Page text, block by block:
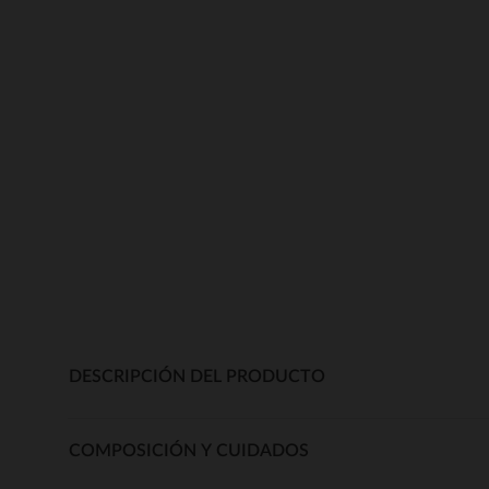
DESCRIPCIÓN DEL PRODUCTO
COMPOSICIÓN Y CUIDADOS